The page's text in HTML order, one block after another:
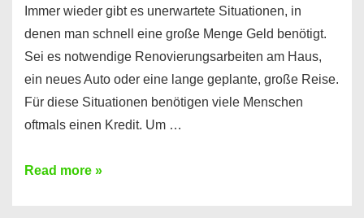
Immer wieder gibt es unerwartete Situationen, in
denen man schnell eine große Menge Geld benötigt.
Sei es notwendige Renovierungsarbeiten am Haus,
ein neues Auto oder eine lange geplante, große Reise.
Für diese Situationen benötigen viele Menschen
oftmals einen Kredit. Um …
Brauchen
Read more »